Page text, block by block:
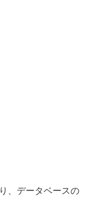
、データベースの